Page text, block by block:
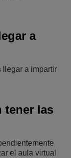
a
llegar a impartir
tener las
el aula virtual